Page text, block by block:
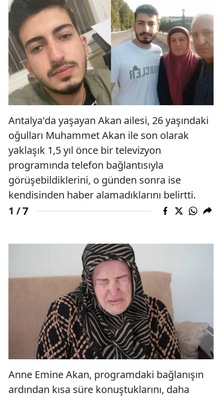
Antalya'da yaşayan Akan ailesi, 26 yaşındaki
oğulları Muhammet Akan ile son olarak
yaklaşık 1,5 yıl önce bir televizyon
programında telefon bağlantısıyla
görüşebildiklerini, o günden sonra ise
kendisinden haber alamadıklarını belirtti.
1 /7
Anne Emine Akan, programdaki bağlanışın
ardından kısa süre konuştuklarını, daha